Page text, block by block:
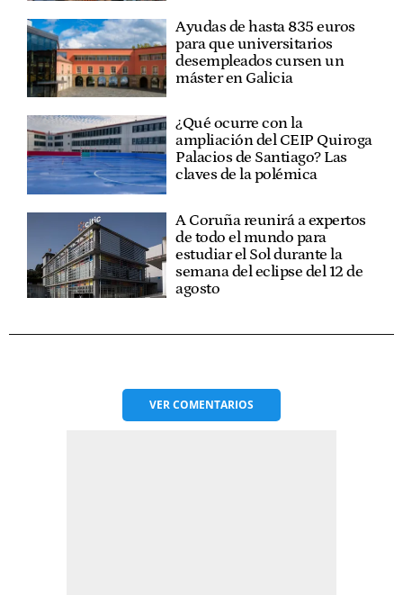
Ayudas de hasta 835 euros
para que universitarios
desempleados cursen un
máster en Galicia
¿Qué ocurre con la
ampliación del CEIP Quiroga
Palacios de Santiago? Las
claves de la polémica
A Coruña reunirá a expertos
de todo el mundo para
estudiar el Sol durante la
semana del eclipse del 12 de
agosto
VERCOMENTARIOS